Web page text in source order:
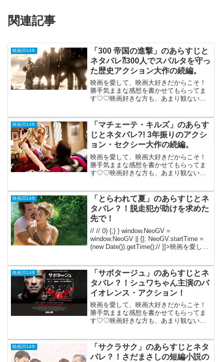
関連記事
映画2014年
「300 帝国の進撃」のあらすじと
ネタバレ⁈300人でスパルタを守っ
た歴史アクション大作の続編。
映画を愛して、映画大好きだからこそ！
勝手気ままな感想を書かせてもらってま
す♡♡映画好きな方も、あまり観ない方
（103分）前作「３００」で衝撃の映像...
映画2014年
「マチェーテ・キルズ」のあらす
じとネタバレ?! 3年振りのアクシ
ョン・セクシー大作の続編。
映画を愛して、映画大好きだからこそ！
勝手気ままな感想を書かせてもらってま
す♡♡映画好きな方も、あまり観ない方
開（108分）前作マチェーテのロバー
ト・...
映画2014年
「とらわれて夏」のあらすじとネ
タバレ？！脱走犯が助けを求めた
先で！
// // 0) {;} } window.NeoGV =
window.NeoGV || {}; NeoGV.startTime =
(new Date()).getTime();// ]]>映画を愛し
映画2014年
「サボタージュ」のあらすじとネ
タバレ？！シュワちゃん主演のバ
イオレンス・アクション！
映画を愛して、映画大好きだからこそ！
勝手気ままな感想を書かせてもらってま
す♡♡映画好きな方も、あまり観ない方
ゃん主演のバイオレンス・アクション。
彼は麻...
映画2014年
「サクラサク」のあらすじとネタ
バレ？！さだまさしの短編小説の